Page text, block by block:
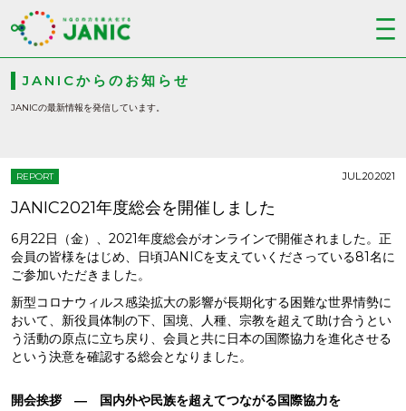
JANICからのお知らせ
JANICの最新情報を発信しています。
REPORT
JANIC2021年度総会を開催しました
JUL.20.2021
6月22日（金）、2021年度総会がオンラインで開催されました。正
会員の皆様をはじめ、日頃JANICを支えていくださっている81名に
ご参加いただきました。
新型コロナウィルス感染拡大の影響が長期化する困難な世界情勢に
おいて、新役員体制の下、国境、人種、宗教を超えて助け合うとい
う活動の原点に立ち戻り、会員と共に日本の国際協力を進化させる
という決意を確認する総会となりました。
開会挨拶 ― 国内外や民族を超えてつながる国際協力を